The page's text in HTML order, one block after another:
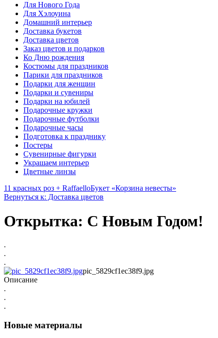
Для Нового Года
Для Хэлоуина
Домашний интерьер
Доставка букетов
Доставка цветов
Заказ цветов и подарков
Ко Дню рождения
Костюмы для праздников
Парики для праздников
Подарки для женщин
Подарки и сувениры
Подарки на юбилей
Подарочные кружки
Подарочные футболки
Подарочные часы
Подготовка к празднику
Постеры
Сувенирные фигурки
Украшаем интерьер
Цветные линзы
11 красных роз + RaffaelloБукет «Корзина невесты»
Вернуться к: Доставка цветов
Открытка: С Новым Годом!
.
.
.
pic_5829cf1ec38f9.jpg
Описание
.
.
.
Новые материалы